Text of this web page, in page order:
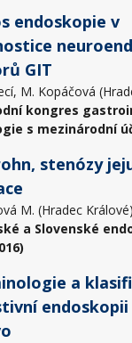
endoskopie v
GIT
M. Kopáčová
kongres
s mezinárodní
stenózy
M. (Hradec Králové)
a Slovenské
a